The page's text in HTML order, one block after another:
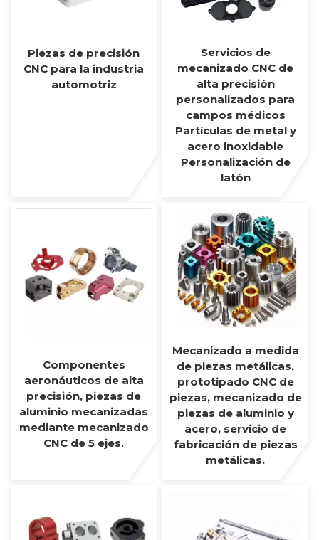
Piezas de precisión
CNC para la industria
automotriz
Servicios de
mecanizado CNC de
alta precisión
personalizados para
campos médicos
Partículas de metal y
acero inoxidable
Personalización de
latón
Componentes
aeronáuticos de alta
precisión, piezas de
aluminio mecanizadas
mediante mecanizado
CNC de 5 ejes.
Mecanizado a medida
de piezas metálicas,
prototipado CNC de
piezas, mecanizado de
piezas de aluminio y
acero, servicio de
fabricación de piezas
metálicas.